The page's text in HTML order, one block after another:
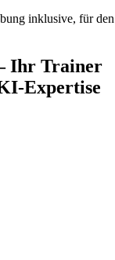
inklusive, für den
Ihr Trainer
Expertise